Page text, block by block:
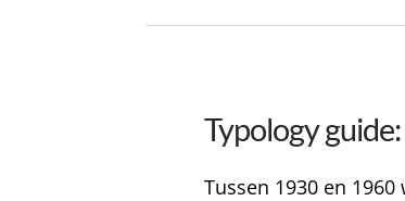
Typology
Tussen 1930 en